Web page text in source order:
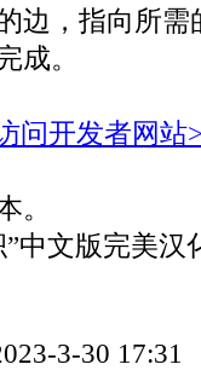
边，指向所需
成。
问开发者网站
。
”中文版完美汉
3-30 17:31